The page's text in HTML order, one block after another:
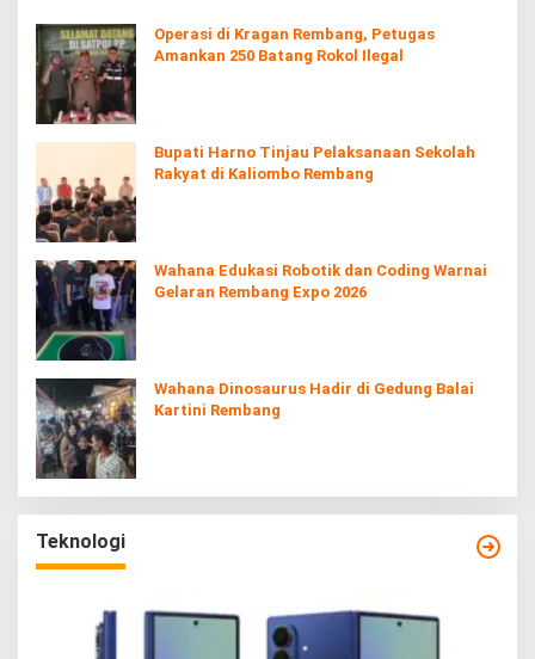
Operasi di Kragan Rembang, Petugas
Amankan 250 Batang Rokol Ilegal
Bupati Harno Tinjau Pelaksanaan Sekolah
Rakyat di Kaliombo Rembang
Wahana Edukasi Robotik dan Coding Warnai
Gelaran Rembang Expo 2026
Wahana Dinosaurus Hadir di Gedung Balai
Kartini Rembang
Teknologi